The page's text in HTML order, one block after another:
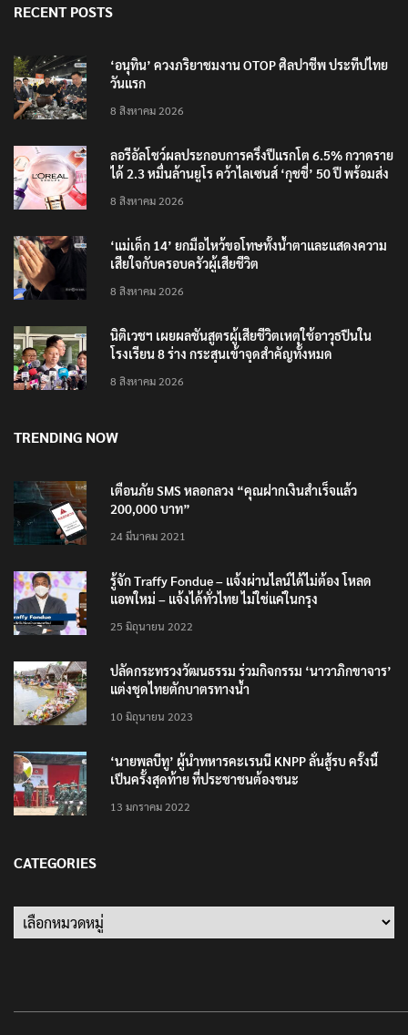
RECENT POSTS
‘อนุทิน’ ควงภริยาชมงาน OTOP ศิลปาชีพ ประทีปไทย
วันแรก
8 สิงหาคม 2026
ลอรีอัลโชว์ผลประกอบการครึ่งปีแรกโต 6.5% กวาดราย
ได้ 2.3 หมื่นล้านยูโร คว้าไลเซนส์ ‘กุชชี่’ 50 ปี พร้อมส่ง
8 สิงหาคม 2026
‘แม่เด็ก 14’ ยกมือไหว้ขอโทษทั้งน้ำตาและแสดงความ
เสียใจกับครอบครัวผู้เสียชีวิต
8 สิงหาคม 2026
นิติเวชฯ เผยผลชันสูตรผู้เสียชีวิตเหตุใช้อาวุธปืนใน
โรงเรียน 8 ร่าง กระสุนเข้าจุดสำคัญทั้งหมด
8 สิงหาคม 2026
TRENDING NOW
เตือนภัย SMS หลอกลวง “คุณฝากเงินสำเร็จแล้ว
200,000 บาท”
24 มีนาคม 2021
รู้จัก Traffy Fondue – แจ้งผ่านไลน์ได้ไม่ต้อง โหลด
แอพใหม่ – แจ้งได้ทั่วไทย ไม่ใช่แค่ในกรุง
25 มิถุนายน 2022
ปลัดกระทรวงวัฒนธรรม ร่วมกิจกรรม ‘นาวาภิกขาจาร’
แต่งชุดไทยตักบาตรทางน้ำ
10 มิถุนายน 2023
‘นายพลบีทู’ ผู้นำทหารคะเรนนี KNPP ลั่นสู้รบ ครั้งนี้
เป็นครั้งสุดท้าย ที่ประชาชนต้องชนะ
13 มกราคม 2022
CATEGORIES
Categories